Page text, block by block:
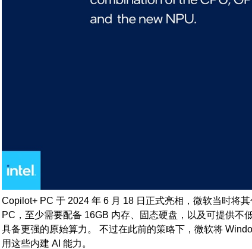
Copilot+ PC 于 2024 年 6 月 18 日正式亮相，微软当时将
PC，至少需要配备 16GB 内存、固态硬盘，以及可提供不
具备更强的原始算力。 不过在此前的策略下，微软将
用这些内建 AI 能力。